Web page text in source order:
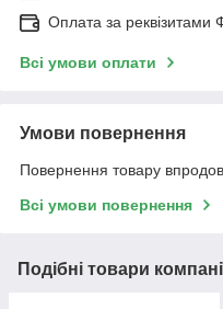
Оплата за
Всі умови оплати
Умови повернення
Повернення товару
Всі умови повернення
Подібні товари